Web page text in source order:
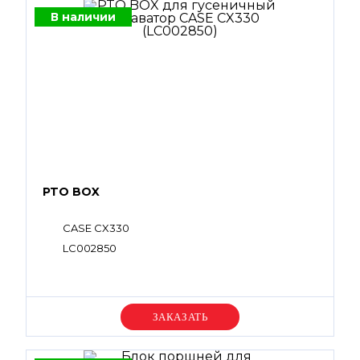
В наличии
PTO BOX
CASE CX330
LC002850
Уточняйте цену